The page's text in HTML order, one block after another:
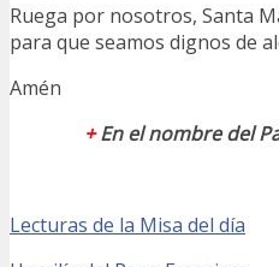
Ruega por nosotros, Santa
para que seamos dignos de
Amén
+En el nombre del
Lecturas de la Misa del día